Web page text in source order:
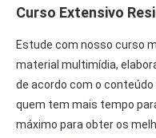
Curso Extensivo
Estude com nosso curso
material multimídia,
de acordo com o
quem tem mais tempo
máximo para obter os